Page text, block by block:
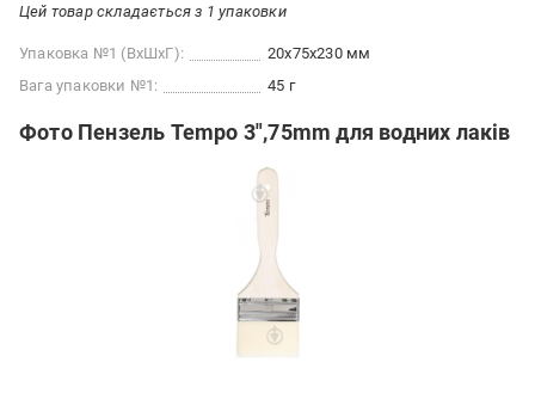
Цей товар складається з 1 упаковки
Упаковка №1 (ВхШхГ):
20x75x230 мм
Вага упаковки №1:
45 г
Фото Пензель Tempo 3",75mm для водних лаків